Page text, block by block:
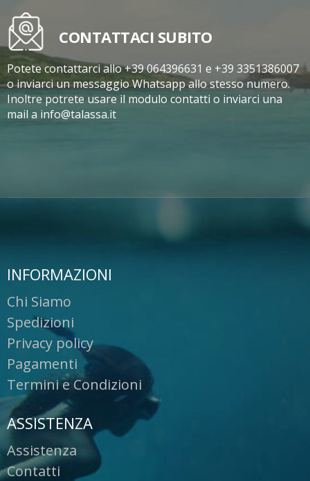
CONTATTACI SUBITO
Potete contattarci allo +39 064396631 e +39 3351386007
o inviarci un messaggio Whatsapp allo stesso numero.
Inoltre potrete usare il modulo contatti o inviarci una
mail a info@talassa.it
INFORMAZIONI
Chi Siamo
Spedizioni
Privacy policy
Pagamenti
Termini e Condizioni
ASSISTENZA
Assistenza
Contatti